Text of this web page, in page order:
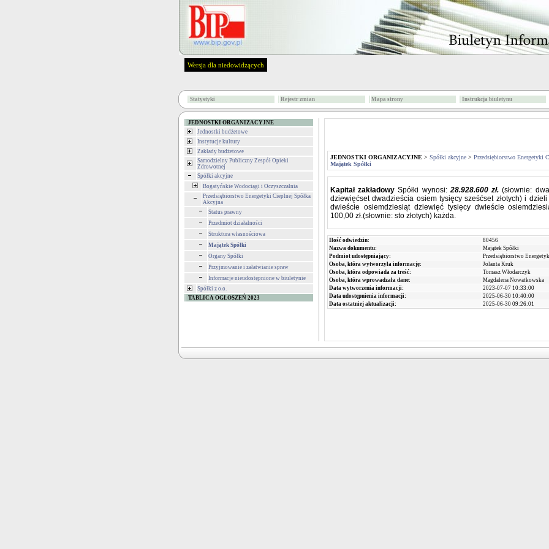
Wersja dla niedowidzących
Statystyki Rejestr zmian Mapa strony Instrukcja biuletynu
JEDNOSTKI ORGANIZACYJNE
Jednostki budżetowe
Instytucje kultury
Zakłady budżetowe
Samodzielny Publiczny Zespół Opieki
Zdrowotnej
Spółki akcyjne
Bogatyńskie Wodociągi i Oczyszczalnia
Przedsiębiorstwo Energetyki Cieplnej Spółka
Akcyjna
Status prawny
Przedmiot działalności
Struktura własnościowa
Majątek Spółki
Organy Spółki
Przyjmowanie i załatwianie spraw
Informacje nieudostępnione w biuletynie
Spółki z o.o.
TABLICA OGŁOSZEŃ 2023
JEDNOSTKI ORGANIZACYJNE > Spółki akcyjne > Przedsiębiorstwo Energetyki
Majątek Spółki
Kapitał zakładowy Spółki wynosi:28.928.600 zł. (słownie:
dziewięćset dwadzieścia osiem tysięcy sześćset złotych) i
dwieście osiemdziesiąt dziewięć tysięcy dwieście
100,00 zł.(słownie: sto złotych) każda.
Ilość odwiedzin:
80456
Nazwa dokumentu:
Majątek Spółki
Podmiot udostępniający:
Przedsiębiorstwo
Osoba, która wytworzyła informację:
Jolanta Kruk
Osoba, która odpowiada za treść:
Tomasz Włodarczyk
Osoba, która wprowadzała dane:
Magdalena Nowatkowska
Data wytworzenia informacji:
2023-07-07 10:33:00
Data udostępnienia informacji:
2025-06-30 10:40:00
Data ostatniej aktualizacji:
2025-06-30 09:26:01